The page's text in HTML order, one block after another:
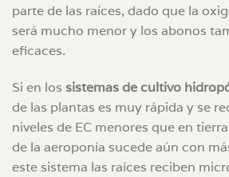
parte de las raíces, dado que la
será mucho menor y los abonos
eficaces.
Si en los sistemas de cultivo
de las plantas es muy rápida y se
niveles de EC menores que en
de la aeroponía sucede aún con
este sistema las raíces reciben